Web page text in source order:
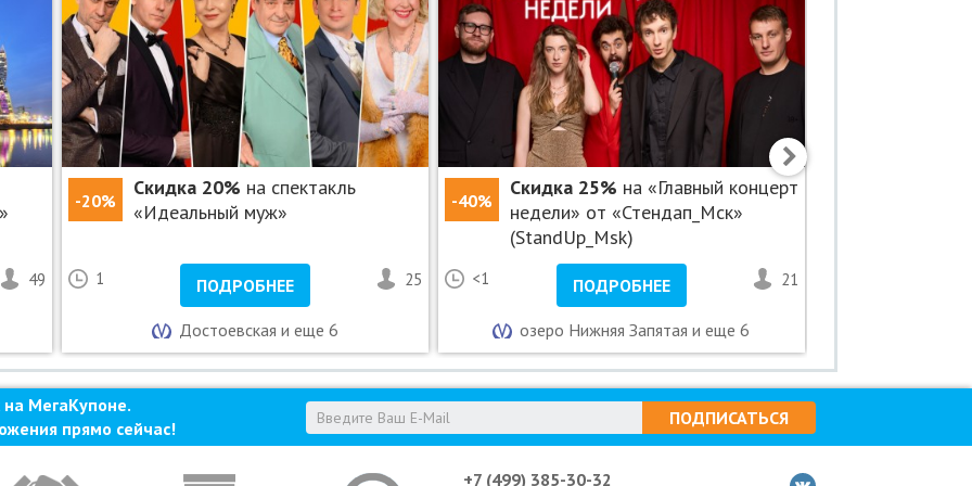
49
-20%
Скидка 20% на спектакль
«Идеальный муж»
1 ПОДРОБНЕЕ 25
Достоевская и еще 6
-40%
Скидка 25% на «Главный концерт
недели» от «Стендап_Мск»
(StandUp_Msk)
<1 ПОДРОБНЕЕ 21
озеро Нижняя Запятая и еще 6
МегаКупоне.
прямо сейчас!
ПОДПИСАТЬСЯ
+7 (499) 385-30-32